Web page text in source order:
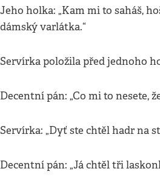
Jeho holka: „Kam mi to saháš,
dámský varlátka.“
Servírka položila před jednoho
Decentní pán: „Co mi to nesete,
Servírka: „Dyť ste chtěl hadr na
Decentní pán: „Já chtěl tři